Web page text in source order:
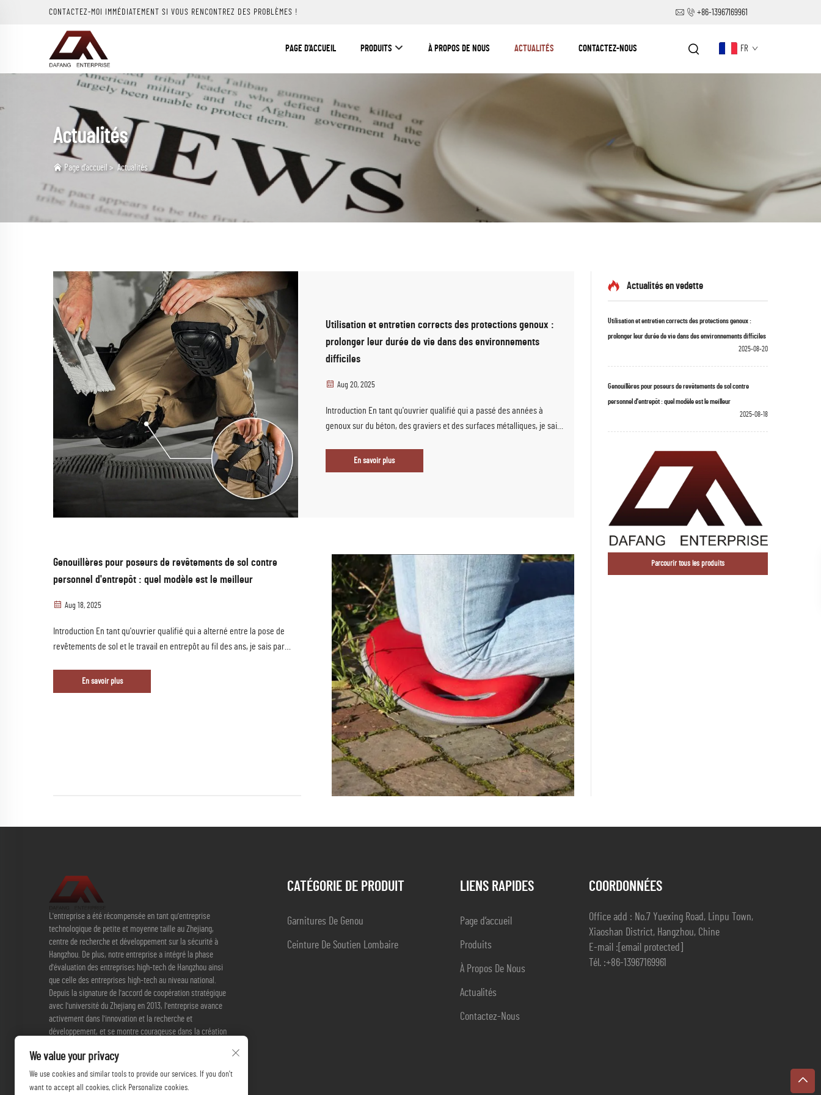
CONTACTEZ-MOI IMMÉDIATEMENT SI VOUS RENCONTREZ DES PROBLÈMES ! +86-13967169961
PAGE D’ACCUEIL PRODUITS À PROPOS DE NOUS ACTUALITÉS CONTACTEZ-NOUS FR
Actualités
Page d’accueil > Actualités
Utilisation et entretien corrects des protections genoux :
prolonger leur durée de vie dans des environnements
difficiles
Aug 20, 2025
Introduction En tant qu'ouvrier qualifié qui a passé des années à
genoux sur du béton, des graviers et des surfaces métalliques, je sais
constituent la meilleure défense de vos genoux. Lorsque vous
travaillez sur un chantier de construction, ...
En savoir plus
Genouillères pour poseurs de revêtements de sol contre
personnel d'entrepôt : quel modèle est le meilleur
Aug 18, 2025
Introduction En tant qu'ouvrier qualifié qui a alterné entre la pose de
revêtements de sol et le travail en entrepôt au fil des ans, je sais par
essentielles. Passer 8 heures ou plus par jour à genoux...
En savoir plus
Actualités en vedette
Utilisation et entretien corrects des protections genoux :
prolonger leur durée de vie dans des environnements difficiles
2025-08-20
Genouillères pour poseurs de revêtements de sol contre
personnel d'entrepôt : quel modèle est le meilleur
2025-08-18
Parcourir tous les produits
L'entreprise a été récompensée en tant qu'entreprise
technologique de petite et moyenne taille au Zhejiang,
centre de recherche et développement sur la sécurité à
Hangzhou. De plus, notre entreprise a intégré la phase
d'évaluation des entreprises high-tech de Hangzhou ainsi
que celle des entreprises high-tech au niveau national.
Depuis la signature de l'accord de coopération stratégique
avec l'université du Zhejiang en 2013, l'entreprise avance
activement dans l'innovation et la recherche et
développement, et se montre courageuse dans la création
3 brevets d'invention et de 17 brevets pratiques.
CATÉGORIE DE PRODUIT
Garnitures De Genou
Ceinture De Soutien Lombaire
LIENS RAPIDES
Page d’accueil
Produits
À Propos De Nous
Actualités
Contactez-Nous
COORDONNÉES
Office add : No.7 Yuexing Road, Linpu Town,
Xiaoshan District, Hangzhou, Chine
E-mail : [email protected]
Tél. :+86-13967169961
We value your privacy
We use cookies and similar tools to provide our services. If you don't
want to accept all cookies, click Personalize cookies.